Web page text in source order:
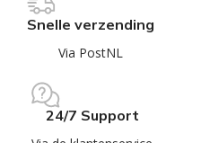
Snelle verzending
Via PostNL
24/7 Support